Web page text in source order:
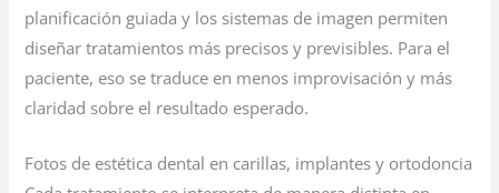
planificación guiada y los sistemas de imagen permiten
diseñar tratamientos más precisos y previsibles. Para el
paciente, eso se traduce en menos improvisación y más
claridad sobre el resultado esperado.
Fotos de estética dental en carillas, implantes y ortodoncia